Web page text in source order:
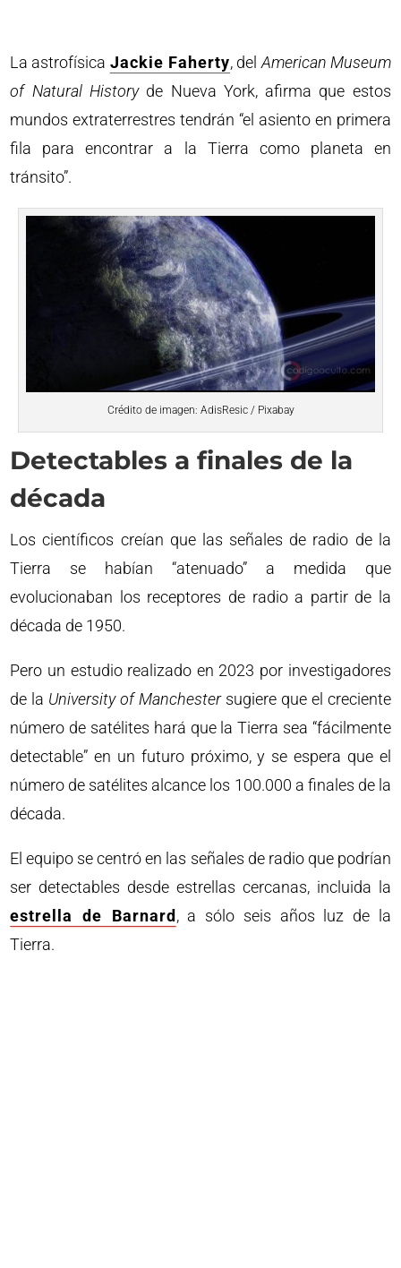
La astrofísica Jackie Faherty, del American Museum
of Natural Historyde Nueva York, afirma que estos
mundos extraterrestres tendrán “el asiento en primera
fila para encontrar a la Tierra como planeta en
tránsito”.
Crédito de imagen: AdisResic / Pixabay
Detectables a finales de la
década
Los científicos creían que las señales de radio de la
Tierra se habían “atenuado” a medida que
evolucionaban los receptores de radio a partir de la
década de 1950.
Pero un estudio realizado en 2023 por investigadores
de la University of Manchestersugiere que el creciente
número de satélites hará que la Tierra sea “fácilmente
detectable” en un futuro próximo, y se espera que el
número de satélites alcance los 100.000 a finales de la
década.
El equipo se centró en las señales de radio que podrían
ser detectables desde estrellas cercanas, incluida la
estrella de Barnard , a sólo seis años luz de la
Tierra.